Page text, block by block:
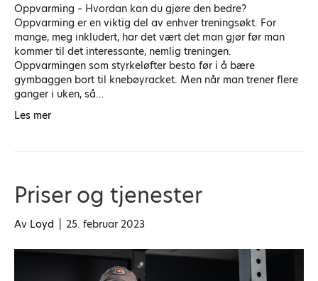
Oppvarming – Hvordan kan du gjøre den bedre?
Oppvarming er en viktig del av enhver treningsøkt. For
mange, meg inkludert, har det vært det man gjør før man
kommer til det interessante, nemlig treningen.
Oppvarmingen som styrkeløfter besto før i å bære
gymbaggen bort til knebøyracket. Men når man trener flere
ganger i uken, så…
Les mer
Priser og tjenester
Av Loyd 25. februar 2023